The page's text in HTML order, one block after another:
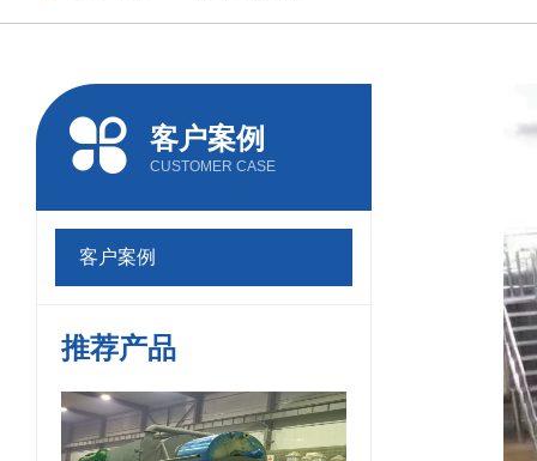
客户案例
CUSTOMER CASE
客户案例
推荐产品